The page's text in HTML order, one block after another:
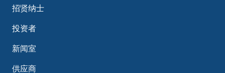
招贤纳士
投资者
新闻室
供应商